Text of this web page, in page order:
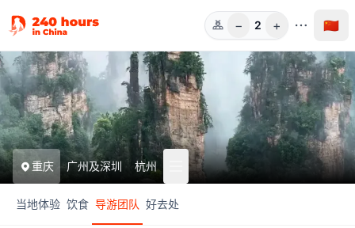
人数
− 2 + 🇨🇳
重庆 广州及深圳 杭州
当地体验 饮食 导游团队 好去处